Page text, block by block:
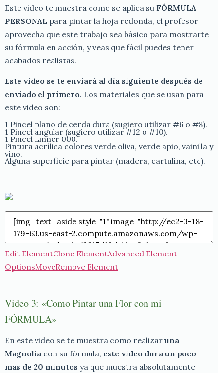
Este video te muestra como se aplica su FÓRMULA
PERSONAL para pintar la hoja redonda, el profesor
aprovecha que este trabajo sea básico para mostrarte
su fórmula en acción, y veas que fácil puedes tener
acabados realistas.
Este video se te enviará al día siguiente después de
enviado el primero. Los materiales que se usan para
este video son:
1 Pincel plano de cerda dura (sugiero utilizar #6 o #8).
1 Pincel angular (sugiero utilizar #12 o #10).
1 Pincel Linner 000.
Pintura acrílica colores verde oliva, verde apio, vainilla y
vino.
Alguna superficie para pintar (madera, cartulina, etc).
Edit ElementClone ElementAdvanced Element
OptionsMoveRemove Element
Video 3: «Como Pintar una Flor con mi
FÓRMULA»
En este video se te muestra como realizar una
Magnolia con su fórmula, este video dura un poco
mas de 20 minutos ya que muestra absolutamente